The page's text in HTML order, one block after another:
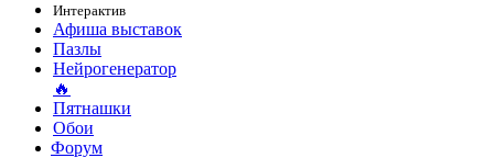
Интерактив
Афиша выставок
Пазлы
Нейрогенератор
🔥
Пятнашки
Обои
Форум